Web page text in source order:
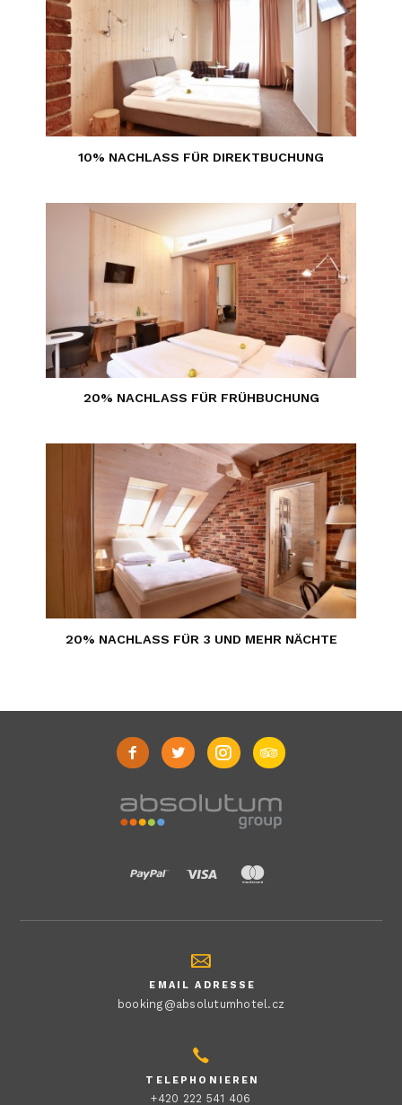
10% NACHLASS FÜR DIREKTBUCHUNG
20% NACHLASS FÜR FRÜHBUCHUNG
20% NACHLASS FÜR 3 UND MEHR NÄCHTE
EMAIL ADRESSE
booking@absolutumhotel.cz
TELEPHONIEREN
+420 222 541 406